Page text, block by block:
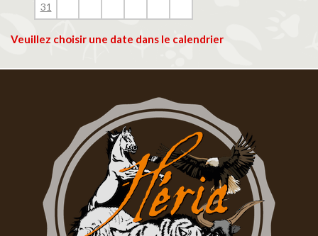
31
Veuillez choisir une date dans le calendrier